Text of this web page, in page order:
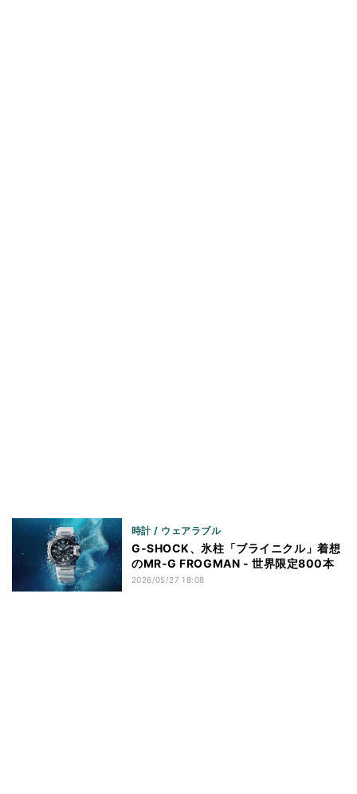
時計 / ウェアラブル
G-SHOCK、氷柱「ブライニクル」着想
のMR-G FROGMAN - 世界限定800本
2026/05/27 18:08